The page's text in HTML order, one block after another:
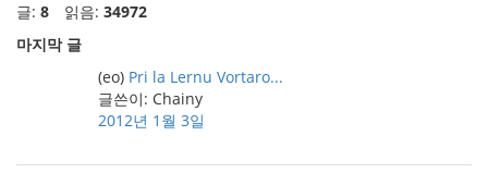
글: 8 읽음: 34972
마지막 글
(eo) Pri la Lernu Vortaro...
글쓴이: Chainy
2012년 1월 3일